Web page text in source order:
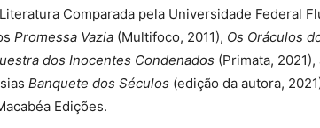
Comparada pela Universidade Federal
Promessa Vazia (Multifoco, 2011), Os Oráculos
dos Inocentes Condenados (Primata,
Banquete dos Séculos (edição da autora,
Edições.